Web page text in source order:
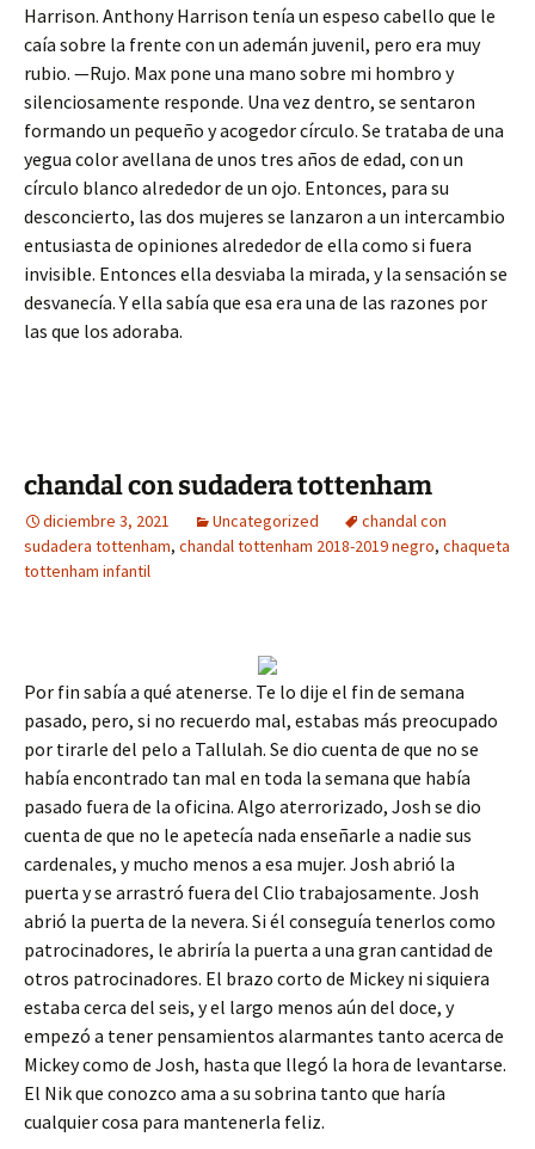
Harrison. Anthony Harrison tenía un espeso cabello que le
caía sobre la frente con un ademán juvenil, pero era muy
rubio. —Rujo. Max pone una mano sobre mi hombro y
silenciosamente responde. Una vez dentro, se sentaron
formando un pequeño y acogedor círculo. Se trataba de una
yegua color avellana de unos tres años de edad, con un
círculo blanco alrededor de un ojo. Entonces, para su
desconcierto, las dos mujeres se lanzaron a un intercambio
entusiasta de opiniones alrededor de ella como si fuera
invisible. Entonces ella desviaba la mirada, y la sensación se
desvanecía. Y ella sabía que esa era una de las razones por
las que los adoraba.
chandal con sudadera tottenham
diciembre 3, 2021 Uncategorized
chandal con
sudadera tottenham, chandal tottenham 2018-2019 negro, chaqueta
tottenham infantil
Por fin sabía a qué atenerse. Te lo dije el fin de semana
pasado, pero, si no recuerdo mal, estabas más preocupado
por tirarle del pelo a Tallulah. Se dio cuenta de que no se
había encontrado tan mal en toda la semana que había
pasado fuera de la oficina. Algo aterrorizado, Josh se dio
cuenta de que no le apetecía nada enseñarle a nadie sus
cardenales, y mucho menos a esa mujer. Josh abrió la
puerta y se arrastró fuera del Clio trabajosamente. Josh
abrió la puerta de la nevera. Si él conseguía tenerlos como
patrocinadores, le abriría la puerta a una gran cantidad de
otros patrocinadores. El brazo corto de Mickey ni siquiera
estaba cerca del seis, y el largo menos aún del doce, y
empezó a tener pensamientos alarmantes tanto acerca de
Mickey como de Josh, hasta que llegó la hora de levantarse.
El Nik que conozco ama a su sobrina tanto que haría
cualquier cosa para mantenerla feliz.